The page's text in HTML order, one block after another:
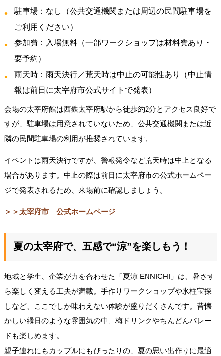
駐車場：なし（公共交通機関または周辺の民間駐車場を
ご利用ください）
参加費：入場無料（一部ワークショップは材料費あり・
要予約）
雨天時：雨天決行／荒天時は中止の可能性あり（中止情
報は前日に太宰府市公式サイトで発表）
会場の太宰府館は西鉄太宰府駅から徒歩約2分とアクセス良好で
すが、駐車場は用意されていないため、公共交通機関または近
隣の民間駐車場の利用が推奨されています。
イベントは雨天決行ですが、警報発令など荒天時は中止となる
場合があります。中止の際は前日に太宰府市の公式ホームペー
ジで発表されるため、来場前に確認しましょう。
＞＞太宰府市 公式ホームページ
夏の太宰府で、五感で“涼”を楽しもう！
地域と学生、企業が力を合わせた「夏涼 ENNICHI」は、暑さす
ら楽しく変える工夫が満載。手作りワークショップや氷柱宝探
しなど、ここでしか味わえない体験が盛りだくさんです。昔懐
かしい縁日のような雰囲気の中、梅ドリンクやちんどんパレー
ドも楽しめます。
親子連れにもカップルにもぴったりの、夏の思い出作りに最適